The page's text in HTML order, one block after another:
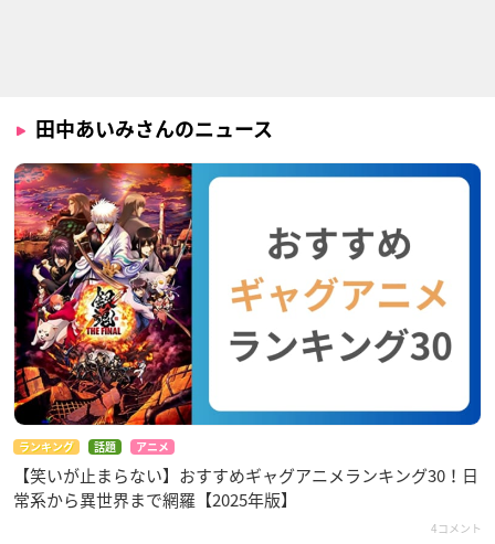
ピカイア!!
ウェンディ
SHOW BY ROCK!!#
ペイペイン
アクティヴレイド -機
動強襲室第八係- 2nd
鏑木まりも
ピカイア！
田中あいみさんのニュース
ランキング 話題 アニメ
【笑いが止まらない】おすすめギャグアニメランキング30！日
常系から異世界まで網羅【2025年版】
4コメント